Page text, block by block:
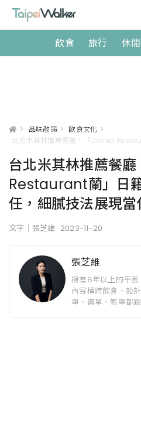
飲食 旅行 休閒
> 品味散策 > 飲食文化 >
台北米其林推薦餐
Restaurant蘭」日
任，細膩技法展現
文字｜張芝維 2023-11-20
張芝維
擁有8年以上的平
內容橫跨飲食、設
單、書單、帳單都